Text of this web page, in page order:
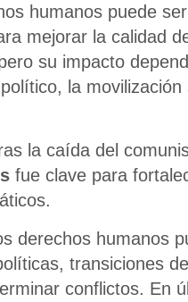
humanos puede
mejorar la calidad
su impacto
la
la caída del
fue clave para
derechos humanos
transiciones
conflictos. En